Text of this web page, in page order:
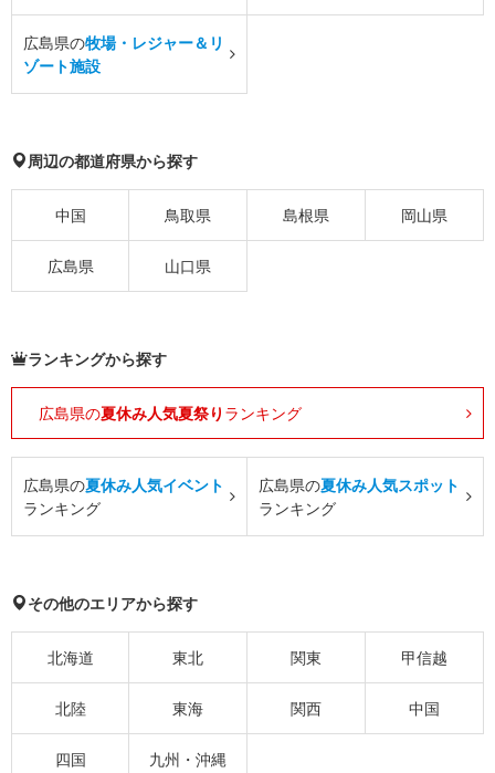
広島県の牧場・レジャー＆リ
ゾート施設
周辺の都道府県から探す
中国 鳥取県 島根県 岡山県
広島県 山口県
ランキングから探す
広島県の夏休み人気夏祭り ランキング
広島県の夏休み人気イベント
ランキング
広島県の夏休み人気スポット
ランキング
その他のエリアから探す
北海道 東北 関東 甲信越
北陸 東海 関西 中国
四国 九州・沖縄